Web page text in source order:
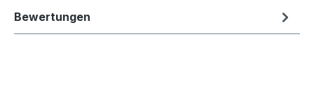
Bewertungen